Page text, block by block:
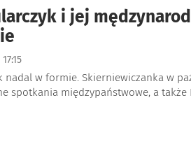
i jej
17:15
nadal w formie. Skierniewiczanka w
spotkania międzypaństwowe, a także